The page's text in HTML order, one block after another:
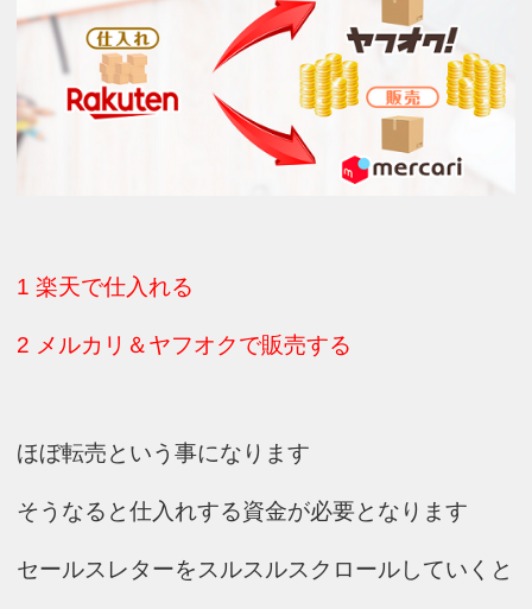
1 楽天で仕入れる
2 メルカリ＆ヤフオクで販売する
ほぼ転売という事になります
そうなると仕入れする資金が必要となります
セールスレターをスルスルスクロールしていくと